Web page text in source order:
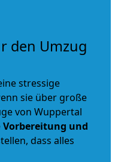
den Umzug
stressige
sie über große
von Wuppertal
Vorbereitung und
dass alles